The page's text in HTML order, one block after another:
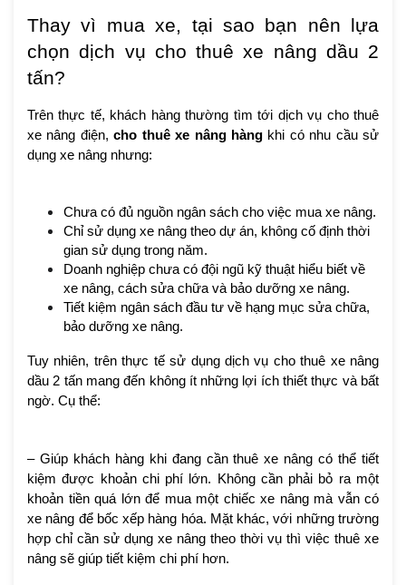
Thay vì mua xe, tại sao bạn nên lựa
chọn dịch vụ cho thuê xe nâng dầu 2
tấn?
Trên thực tế, khách hàng thường tìm tới dịch vụ cho thuê
xe nâng điện,cho thuê xe nâng hàngkhi có nhu cầu sử
dụng xe nâng nhưng:
Chưa có đủ nguồn ngân sách cho việc mua xe nâng.
Chỉ sử dụng xe nâng theo dự án, không cố định thời
gian sử dụng trong năm.
Doanh nghiệp chưa có đội ngũ kỹ thuật hiểu biết về
xe nâng, cách sửa chữa và bảo dưỡng xe nâng.
Tiết kiệm ngân sách đầu tư về hạng mục sửa chữa,
bảo dưỡng xe nâng.
Tuy nhiên, trên thực tế sử dụng dịch vụ cho thuê xe nâng
dầu 2 tấn mang đến không ít những lợi ích thiết thực và bất
ngờ. Cụ thể:
– Giúp khách hàng khi đang cần thuê xe nâng có thể tiết
kiệm được khoản chi phí lớn. Không cần phải bỏ ra một
khoản tiền quá lớn để mua một chiếc xe nâng mà vẫn có
xe nâng để bốc xếp hàng hóa. Mặt khác, với những trường
hợp chỉ cần sử dụng xe nâng theo thời vụ thì việc thuê xe
nâng sẽ giúp tiết kiệm chi phí hơn.